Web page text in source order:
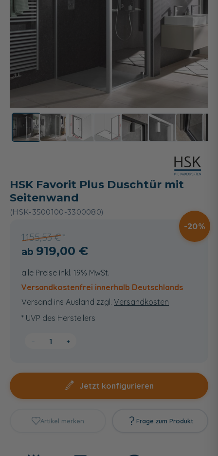
HSK Favorit Plus Duschtür mit
Seitenwand
(HSK-3500100-3300080)
1.155,53 €
20
919,00 €
alle Preise inkl. 19% MwSt.
Versandkostenfrei innerhalb Deutschlands
Versand ins Ausland zzgl. Versandkosten
* UVP des Herstellers
+
Jetzt konfigurieren
Artikel merken Frage zum Produkt